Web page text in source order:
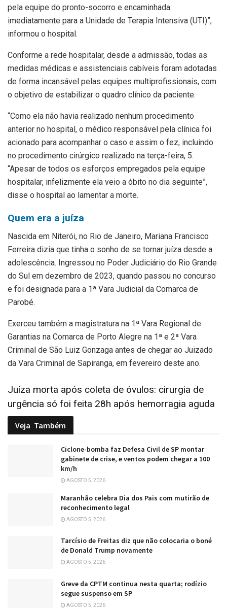
pela equipe do pronto-socorro e encaminhada
imediatamente para a Unidade de Terapia Intensiva (UTI)”,
informou o hospital.
Conforme a rede hospitalar, desde a admissão, todas as
medidas médicas e assistenciais cabíveis foram adotadas
de forma incansável pelas equipes multiprofissionais, com
o objetivo de estabilizar o quadro clínico da paciente.
“Como ela não havia realizado nenhum procedimento
anterior no hospital, o médico responsável pela clínica foi
acionado para acompanhar o caso e assim o fez, incluindo
no procedimento cirúrgico realizado na terça-feira, 5.
“Apesar de todos os esforços empregados pela equipe
hospitalar, infelizmente ela veio a óbito no dia seguinte”,
disse o hospital ao lamentar a morte.
Quem era a juíza
Nascida em Niterói, no Rio de Janeiro, Mariana Francisco
Ferreira dizia que tinha o sonho de se tornar juíza desde a
adolescência. Ingressou no Poder Judiciário do Rio Grande
do Sul em dezembro de 2023, quando passou no concurso
e foi designada para a 1ª Vara Judicial da Comarca de
Parobé.
Exerceu também a magistratura na 1ª Vara Regional de
Garantias na Comarca de Porto Alegre na 1ª e 2ª Vara
Criminal de São Luiz Gonzaga antes de chegar ao Juizado
da Vara Criminal de Sapiranga, em fevereiro deste ano.
Juíza morta após coleta de óvulos: cirurgia de
urgência só foi feita 28h após hemorragia aguda
Veja Também
Ciclone-bomba faz Defesa Civil de SP montar
gabinete de crise, e ventos podem chegar a 100
km/h
AGOSTO 5, 2026
Maranhão celebra Dia dos Pais com mutirão de
reconhecimento legal
AGOSTO 5, 2026
Tarcísio de Freitas diz que não colocaria o boné
de Donald Trump novamente
AGOSTO 5, 2026
Greve da CPTM continua nesta quarta; rodízio
segue suspenso em SP
AGOSTO 5, 2026